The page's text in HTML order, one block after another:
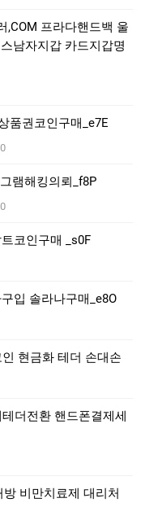
,COM 프라다핸드백 울
남자지갑 카드지갑명
품권코인구매_e7E
램해킹의뢰_f8P
코인구매 _s0F
입 솔라나구매_e8O
현금화 테더 손대손
더전환 핸드폰결제세
비만치료제 대리처